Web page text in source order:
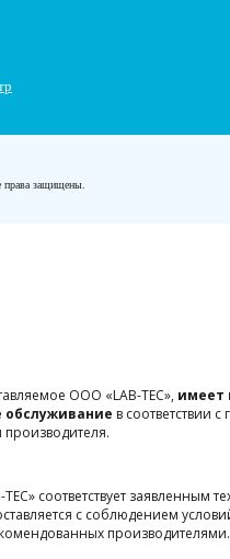
защищены.
ООО «LAB-TEC», имеет
обслуживание в соответствии
соответствует заявленным
с соблюдением
производителями.